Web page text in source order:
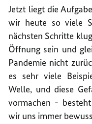
Jetzt liegt die
wir heute so viele
nächsten Schritte
Öffnung sein und
Pandemie nicht
es sehr viele
Welle, und diese
vormachen -
wir uns immer